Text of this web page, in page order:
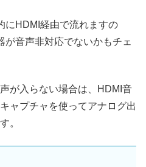
にHDMI経由で流れますの
が音声非対応でないかもチェ
が入らない場合は、HDMI音
ャプチャを使ってアナログ出
。